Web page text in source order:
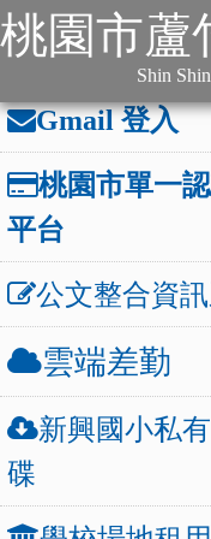
跳到主要內容
網站導覽
桃園市蘆
Shin
:::
辦公連結
Gmail 登入
桃園市單一
平台
公文整合資
雲端差勤
新興國小私
碟